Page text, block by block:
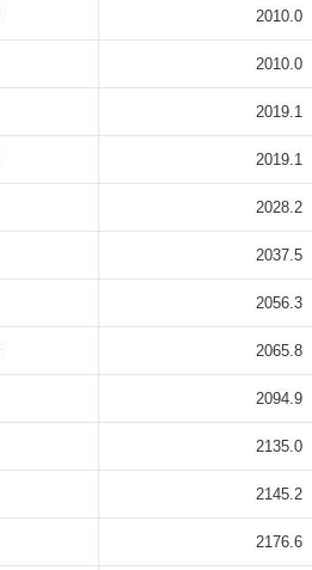
2010.0
2010.0
2019.1
2019.1
2028.2
2037.5
2056.3
2065.8
2094.9
2135.0
2145.2
2176.6